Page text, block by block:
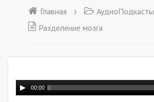
Главная
АудиоПодкасты
Разделение мозга
00:00